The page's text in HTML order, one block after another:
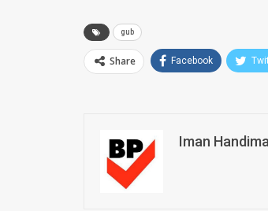
gub
Share Facebook
Iman